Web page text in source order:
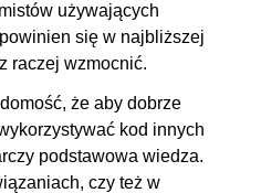
00:11:43
00:04:27
00:04:43
w
05:00:18
używających
się w najbliższej
raczej wzmocnić.
że aby dobrze
kod innych
podstawowa wiedza.
czy też w